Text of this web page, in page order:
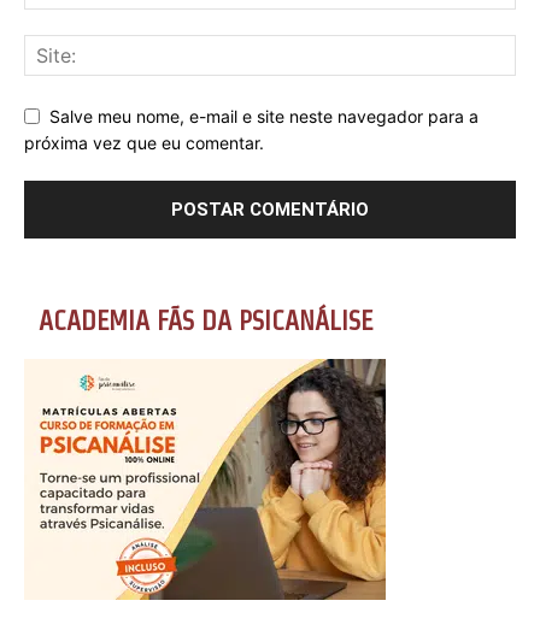
Salve meu nome, e-mail e site neste navegador para a
próxima vez que eu comentar.
ACADEMIA FÃS DA PSICANÁLISE